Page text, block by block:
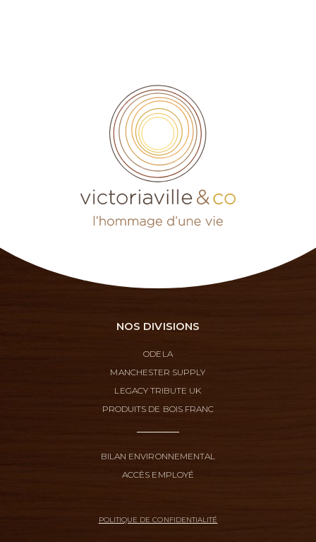
NOS DIVISIONS
ODELA
MANCHESTER SUPPLY
LEGACY TRIBUTE UK
PRODUITS DE BOIS FRANC
BILAN ENVIRONNEMENTAL
ACCÈS EMPLOYÉ
POLITIQUE DE CONFIDENTIALITÉ